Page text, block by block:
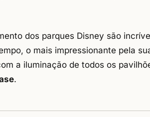
dos parques Disney são
o mais impressionante pela
a iluminação de todos os
.